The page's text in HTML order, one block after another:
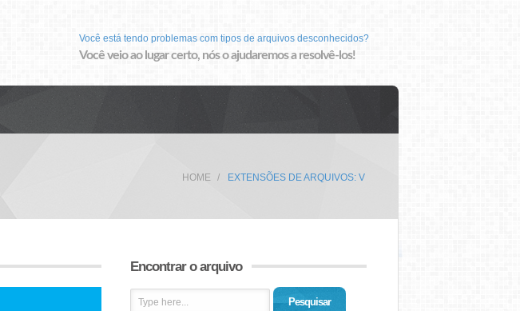
Você está tendo problemas com tipos de arquivos desconhecidos?
Você veio ao lugar certo, nós o ajudaremos a resolvê-los!
HOME EXTENSÕES DE ARQUIVOS: V
Encontrar o arquivo
Pesquisar